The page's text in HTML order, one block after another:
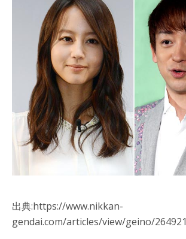
出典:https://www.nikkan-
gendai.com/articles/view/geino/264921